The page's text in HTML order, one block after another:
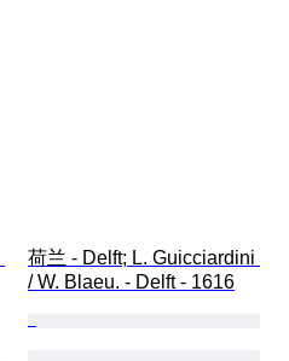
荷兰 - Delft; L. Guicciardini
/ W. Blaeu. - Delft - 1616